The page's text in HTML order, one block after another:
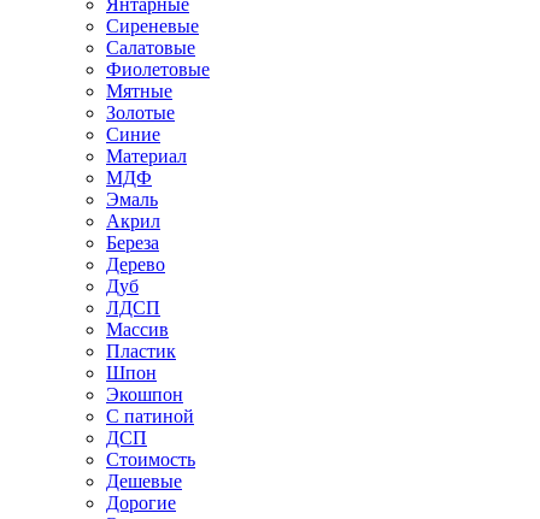
Янтарные
Сиреневые
Салатовые
Фиолетовые
Мятные
Золотые
Синие
Материал
МДФ
Эмаль
Акрил
Береза
Дерево
Дуб
ЛДСП
Массив
Пластик
Шпон
Экошпон
С патиной
ДСП
Стоимость
Дешевые
Дорогие